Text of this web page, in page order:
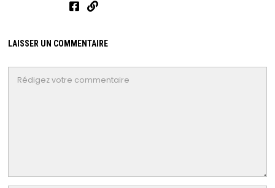
LAISSER UN COMMENTAIRE